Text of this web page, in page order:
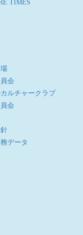
TIMES
会
カルチャークラブ
会
データ